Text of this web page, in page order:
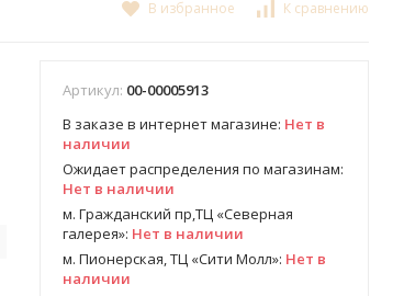
В избранное К сравнению
Артикул: 00-00005913
В заказе в интернет магазине: Нет в
наличии
Ожидает распределения по магазинам:
Нет в наличии
м. Гражданский пр,ТЦ «Северная
галерея»: Нет в наличии
м. Пионерская, ТЦ «Сити Молл»: Нет в
наличии